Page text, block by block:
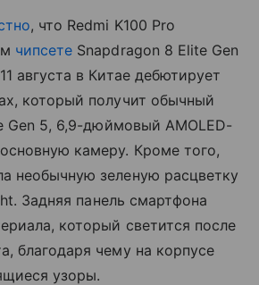
, что Redmi K100 Pro
чипсете Snapdragon 8 Elite Gen
августа в Китае дебютирует
который получит обычный
Gen 5, 6,9-дюймовый AMOLED-
камеру. Кроме того,
необычную зеленую расцветку
Задняя панель смартфона
который светится после
благодаря чему на корпусе
узоры.